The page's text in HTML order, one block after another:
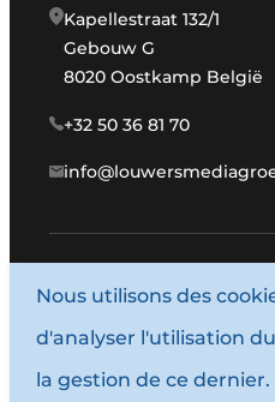
Kapellestraat 132/1
Gebouw G
8020 Oostkamp België
+32 50 36 81 70
© 1987 - 2026
Termes et
Nous utilisons des
d'analyser l'utilisation
la gestion de ce dernier.